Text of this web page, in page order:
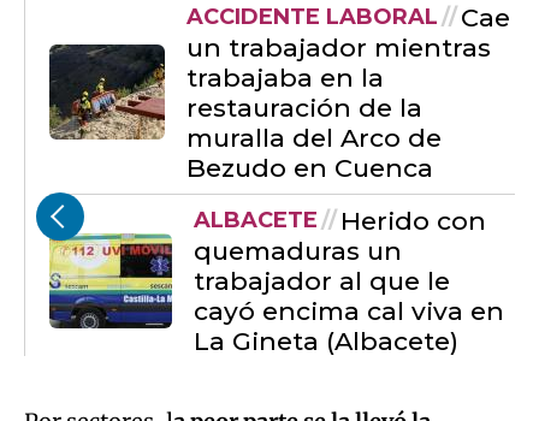
ACCIDENTE LABORAL
Cae
un trabajador mientras
trabajaba en la
restauración de la
muralla del Arco de
Bezudo en Cuenca
ALBACETE
Herido con
quemaduras un
trabajador al que le
cayó encima cal viva en
La Gineta (Albacete)